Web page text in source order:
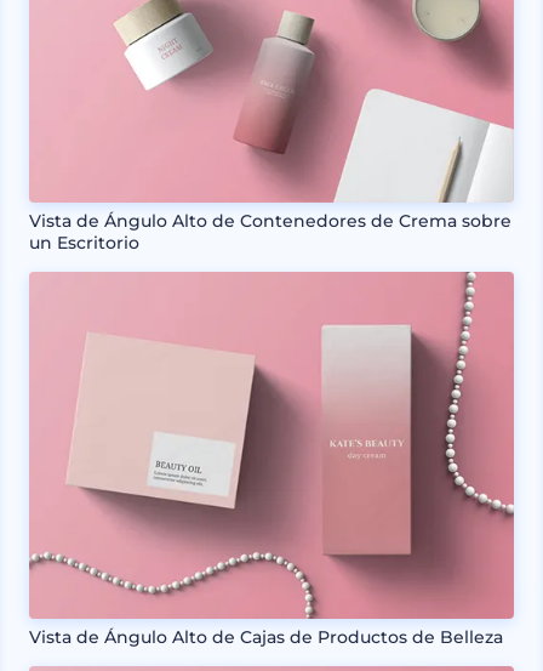
Vista de Ángulo Alto de Contenedores de Crema sobre
un Escritorio
Vista de Ángulo Alto de Cajas de Productos de Belleza